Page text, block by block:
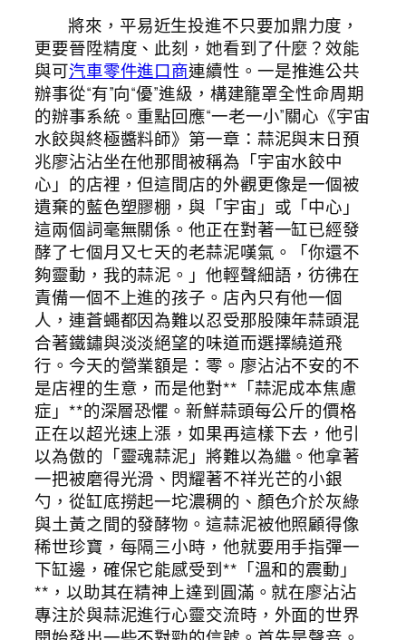
將來，平易近生投進不只要加鼎力度，
更要晉陞精度、此刻，她看到了什麼？效能
與可汽車零件進口商連續性。一是推進公共
辦事從“有”向“優”進級，構建籠罩全性命周期
的辦事系統。重點回應“一老一小”關心《宇宙
水餃與終極醬料師》第一章：蒜泥與末日預
兆廖沾沾坐在他那間被稱為「宇宙水餃中
心」的店裡，但這間店的外觀更像是一個被
遺棄的藍色塑膠棚，與「宇宙」或「中心」
這兩個詞毫無關係。他正在對著一缸已經發
酵了七個月又七天的老蒜泥嘆氣。「你還不
夠靈動，我的蒜泥。」他輕聲細語，彷彿在
責備一個不上進的孩子。店內只有他一個
人，連蒼蠅都因為難以忍受那股陳年蒜頭混
合著鐵鏽與淡淡絕望的味道而選擇繞道飛
行。今天的營業額是：零。廖沾沾不安的不
是店裡的生意，而是他對**「蒜泥成本焦慮
症」**的深層恐懼。新鮮蒜頭每公斤的價格
正在以超光速上漲，如果再這樣下去，他引
以為傲的「靈魂蒜泥」將難以為繼。他拿著
一把被磨得光滑、閃耀著不祥光芒的小銀
勺，從缸底撈起一坨濃稠的、顏色介於灰綠
與土黃之間的發酵物。這蒜泥被他照顧得像
稀世珍寶，每隔三小時，他就要用手指彈一
下缸邊，確保它能感受到**「溫和的震動」
**，以助其在精神上達到圓滿。就在廖沾沾
專注於與蒜泥進行心靈交流時，外面的世界